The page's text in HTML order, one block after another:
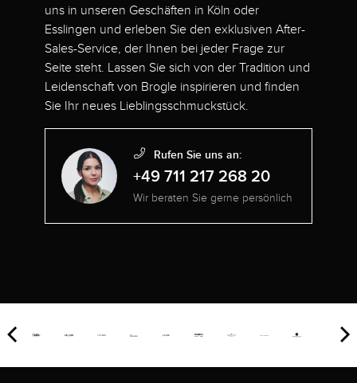
uns in unseren Geschäften in Köln oder
Esslingen und erleben Sie den exklusiven After-
Sales-Service, der Ihnen bei jeder Frage zur
Seite steht. Lassen Sie sich von der Tradition und
Leidenschaft von Brogle inspirieren und finden
Sie Ihr neues Lieblingsschmuckstück.
Rufen Sie uns an:
+49 711 217 268 20
Wir beraten Sie gerne persönlich